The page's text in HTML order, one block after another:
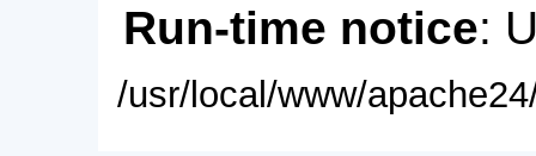
Run-time notice:
/usr/local/www/